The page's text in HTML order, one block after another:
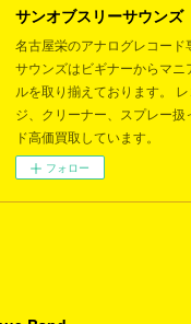
名古屋栄のアナログレコード
サウンズはビギナーからマニ
ルを取り揃えております。
ジ、クリーナー、スプレー
ド高価買取しています。
フォロー